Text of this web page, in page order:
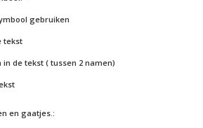
gebruiken
tekst
in de tekst ( tussen 2 namen)
en gaatjes.: